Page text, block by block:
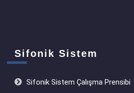
Sifonik Sistem
Sifonik Sistem Çalışma Prensibi